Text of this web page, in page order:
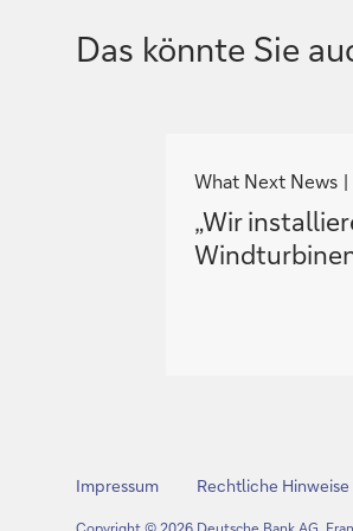
Das könnte Sie
a
v
i
g
What Next News
„Wir
Impressum Rechtliche Hinweise